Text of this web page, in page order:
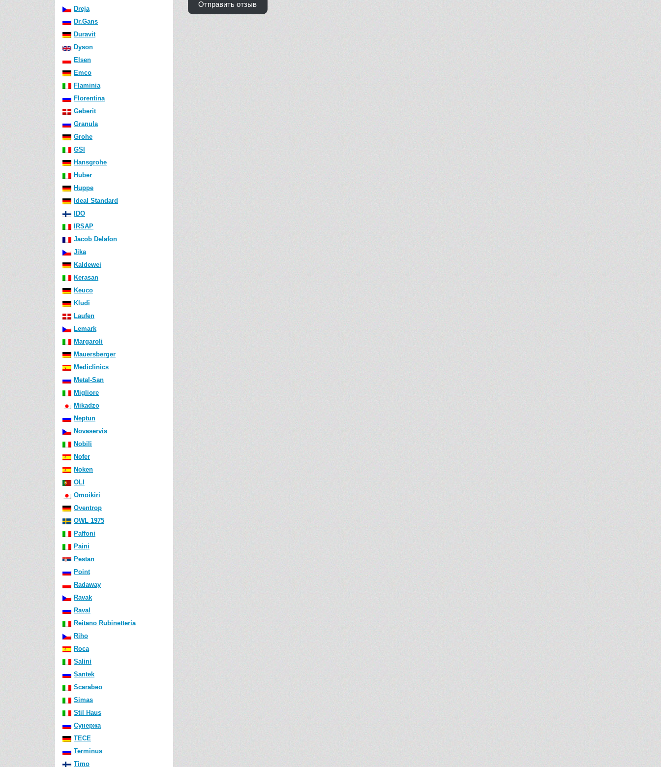
Dreja
Dr.Gans
Duravit
Dyson
Elsen
Emco
Flaminia
Florentina
Geberit
Granula
Grohe
GSI
Hansgrohe
Huber
Huppe
Ideal Standard
IDO
IRSAP
Jacob Delafon
Jika
Kaldewei
Kerasan
Keuco
Kludi
Laufen
Lemark
Margaroli
Mauersberger
Mediclinics
Metal-San
Migliore
Mikadzo
Neptun
Novaservis
Nobili
Nofer
Noken
OLI
Omoikiri
Oventrop
OWL 1975
Paffoni
Paini
Pestan
Point
Radaway
Ravak
Raval
Reitano Rubinetteria
Riho
Roca
Salini
Santek
Scarabeo
Simas
Stil Haus
Сунержа
TECE
Terminus
Timo
Отправить отзыв